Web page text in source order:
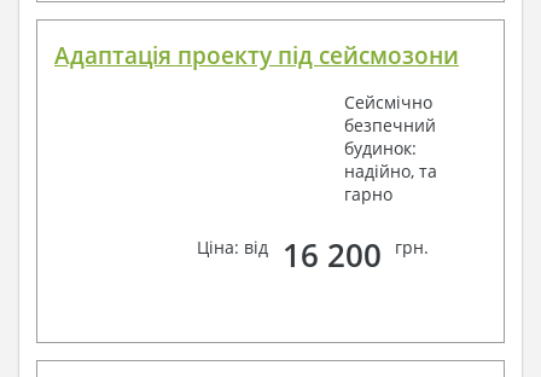
Адаптація проекту під сейсмозони
Сейсмічно
безпечний
будинок:
надійно, та
гарно
Ціна: від 16 200 грн.